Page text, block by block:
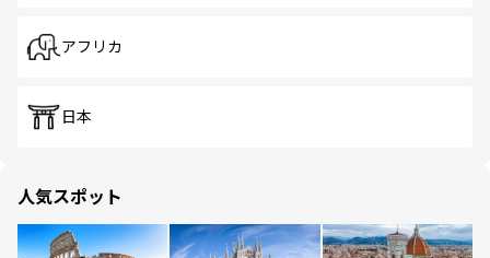
アフリカ
日本
人気スポット